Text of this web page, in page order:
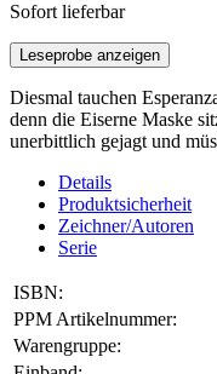
Sofort lieferbar
Leseprobe anzeigen
Diesmal tauchen
denn die Eiserne Maske
unerbittlich gejagt und
Details
Produktsicherheit
Zeichner/Autoren
Serie
ISBN:
PPM Artikelnummer:
Warengruppe: